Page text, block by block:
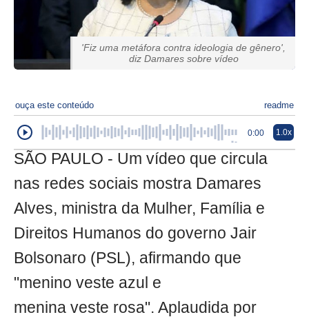
'Fiz uma metáfora contra ideologia de gênero',
diz Damares sobre vídeo
ouça este conteúdo readme
0:00 1.0x
SÃO PAULO - Um vídeo que circula
nas redes sociais mostra Damares
Alves, ministra da Mulher, Família e
Direitos Humanos do governo Jair
Bolsonaro (PSL), afirmando que
"menino veste azul e
menina veste rosa". Aplaudida por